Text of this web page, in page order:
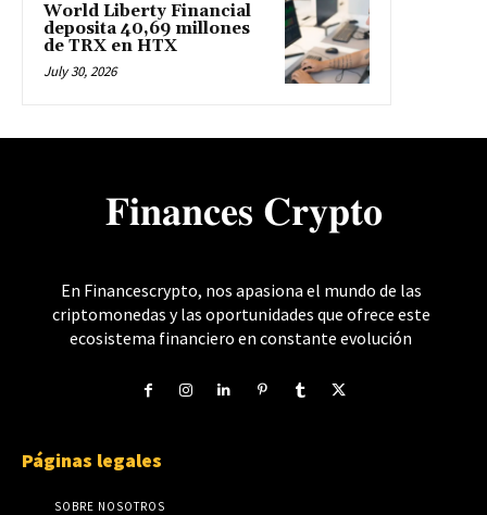
World Liberty Financial
deposita 40,69 millones
de TRX en HTX
July 30, 2026
𝐅𝐢𝐧𝐚𝐧𝐜𝐞𝐬 𝐂𝐫𝐲𝐩𝐭𝐨
En Financescrypto, nos apasiona el mundo de las
criptomonedas y las oportunidades que ofrece este
ecosistema financiero en constante evolución
Páginas legales
SOBRE NOSOTROS